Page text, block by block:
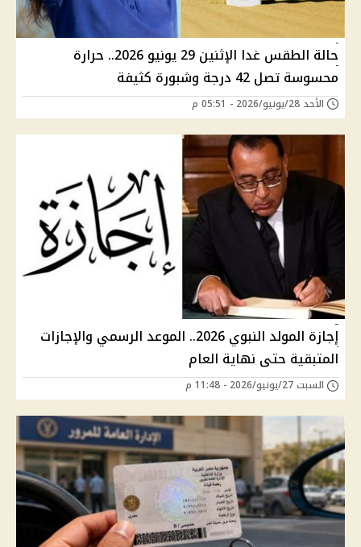
حالة الطقس غدا الإثنين 29 يونيو 2026.. حرارة
محسوسة تصل 42 درجة وشبورة كثيفة
الأحد 28/يونيو/2026 - 05:51 م
إجازة المولد النبوي 2026.. الموعد الرسمي والإجازات
المتبقية حتى نهاية العام
السبت 27/يونيو/2026 - 11:48 م